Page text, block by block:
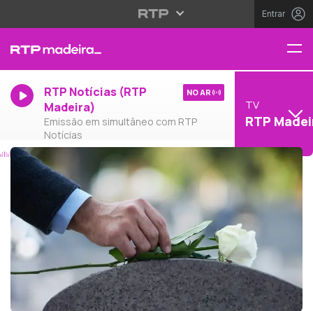
Entrar
RTP Notícias (RTP
Madeira)
Emissão em simultâneo com RTP
Notícias
NO AR
TV
RTP